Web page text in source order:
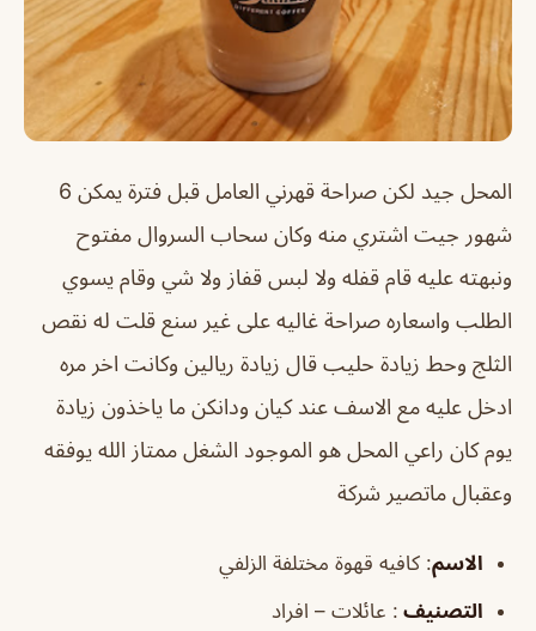
المحل جيد لكن صراحة قهرني العامل قبل فترة يمكن 6
شهور جيت اشتري منه وكان سحاب السروال مفتوح
ونبهته عليه قام قفله ولا لبس قفاز ولا شي وقام يسوي
الطلب واسعاره صراحة غاليه على غير سنع قلت له نقص
الثلج وحط زيادة حليب قال زيادة ريالين وكانت اخر مره
ادخل عليه مع الاسف عند كيان ودانكن ما ياخذون زيادة
يوم كان راعي المحل هو الموجود الشغل ممتاز الله يوفقه
وعقبال ماتصير شركة
الاسم: كافيه قهوة مختلفة الزلفي
التصنيف : عائلات – افراد